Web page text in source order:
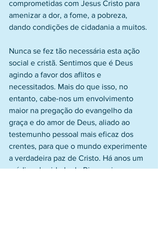
comprometidas com Jesus Cristo para
amenizar a dor, a fome, a pobreza,
dando condições de cidadania a muitos.
Nunca se fez tão necessária esta ação
social e cristã. Sentimos que é Deus
agindo a favor dos aflitos e
necessitados. Mais do que isso, no
entanto, cabe-nos um envolvimento
maior na pregação do evangelho da
graça e do amor de Deus, aliado ao
testemunho pessoal mais eficaz dos
crentes, para que o mundo experimente
a verdadeira paz de Cristo. Há anos um
médico da cidade do Rio, ouviu a